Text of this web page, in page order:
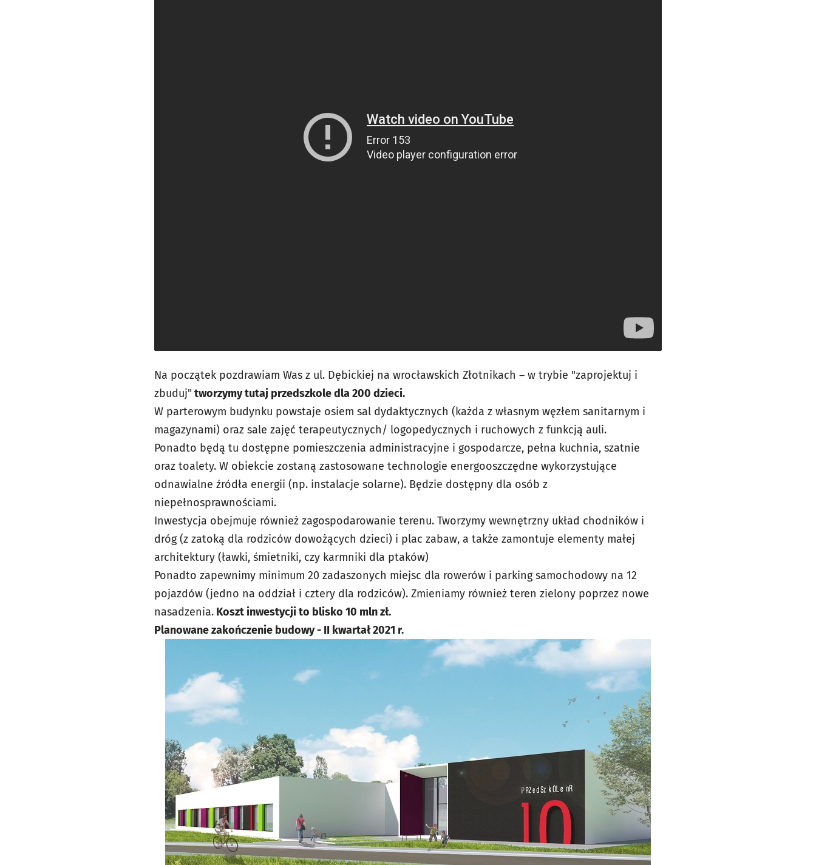
Na początek pozdrawiam Was z ul. Dębickiej na wrocławskich Złotnikach – w trybie "zaprojektuj i
zbuduj" tworzymy tutaj przedszkole dla 200 dzieci.
W parterowym budynku powstaje osiem sal dydaktycznych (każda z własnym węzłem sanitarnym i
magazynami) oraz sale zajęć terapeutycznych/ logopedycznych i ruchowych z funkcją auli.
Ponadto będą tu dostępne pomieszczenia administracyjne i gospodarcze, pełna kuchnia, szatnie
oraz toalety. W obiekcie zostaną zastosowane technologie energooszczędne wykorzystujące
odnawialne źródła energii (np. instalacje solarne). Będzie dostępny dla osób z
niepełnosprawnościami.
Inwestycja obejmuje również zagospodarowanie terenu. Tworzymy wewnętrzny układ chodników i
dróg (z zatoką dla rodziców dowożących dzieci) i plac zabaw, a także zamontuje elementy małej
architektury (ławki, śmietniki, czy karmniki dla ptaków)
Ponadto zapewnimy minimum 20 zadaszonych miejsc dla rowerów i parking samochodowy na 12
pojazdów (jedno na oddział i cztery dla rodziców). Zmieniamy również teren zielony poprzez nowe
nasadzenia. Koszt inwestycji to blisko 10 mln zł.
Planowane zakończenie budowy - II kwartał 2021 r.